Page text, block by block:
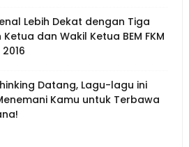
Lebih Dekat dengan Tiga
dan Wakil Ketua BEM FKM
Datang, Lagu-lagu ini
Kamu untuk Terbawa